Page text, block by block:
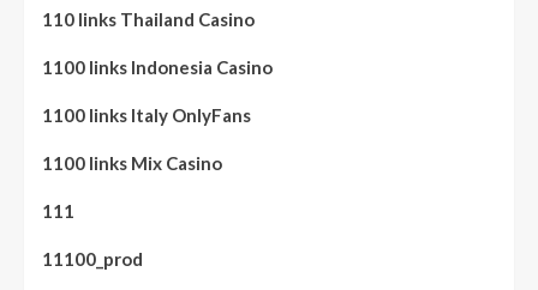
110 links Thailand Casino
1100 links Indonesia Casino
1100 links Italy OnlyFans
1100 links Mix Casino
111
11100_prod